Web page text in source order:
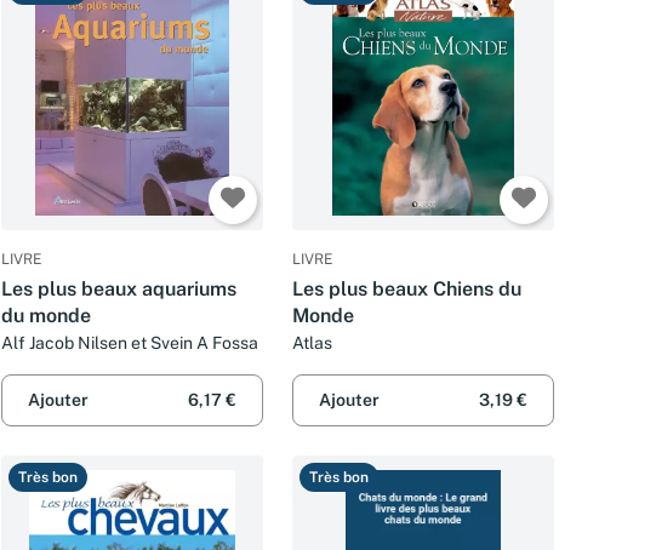
LIVRE
Les plus beaux aquariums
du monde
Alf Jacob Nilsen et Svein A Fossa
Ajouter 6,17 €
LIVRE
Les plus beaux Chiens du
Monde
Atlas
Ajouter 3,19 €
Très bon Très bon